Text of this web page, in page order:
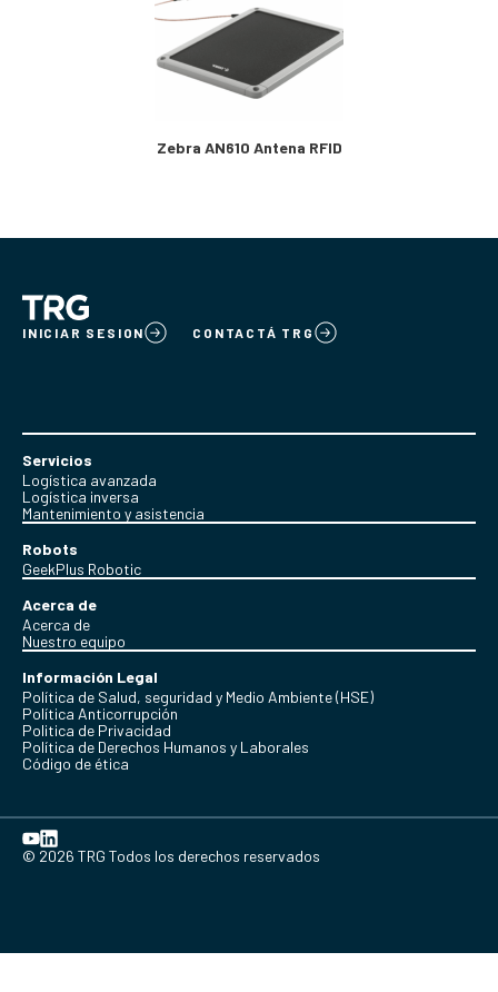
Zebra AN610 Antena RFID
INICIAR SESION CONTACTÁ TRG
Servicios
Logística avanzada
Logística inversa
Mantenimiento y asistencia
Robots
GeekPlus Robotic
Acerca de
Acerca de
Nuestro equipo
Información Legal
Política de Salud, seguridad y Medio Ambiente (HSE)
Política Anticorrupción
Politica de Privacidad
Política de Derechos Humanos y Laborales
Código de ética
© 2026 TRG Todos los derechos reservados